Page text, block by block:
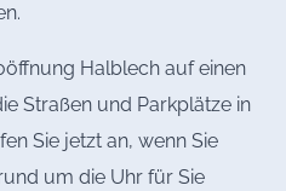
Halblech auf einen
Straßen und Parkplätze in
Sie jetzt an, wenn Sie
um die Uhr für Sie